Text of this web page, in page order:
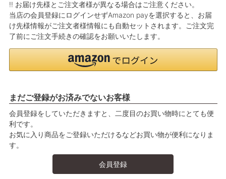
!! お届け先様とご注文者様が異なる場合はご注意ください。
当店の会員登録にログインせずAmazon payを選択すると、お届
け先様情報がご注文者様情報にも自動セットされます。ご注文完
了前にご注文手続きの確認をお願いいたします。
まだご登録がお済みでないお客様
会員登録をしていただきますと、二度目のお買い物時にとても便
利です。
お気に入り商品をご登録いただけるなどお買い物が便利になりま
す。
会員登録